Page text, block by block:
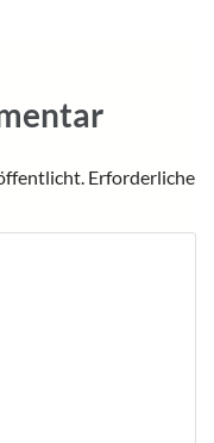
Erforderliche